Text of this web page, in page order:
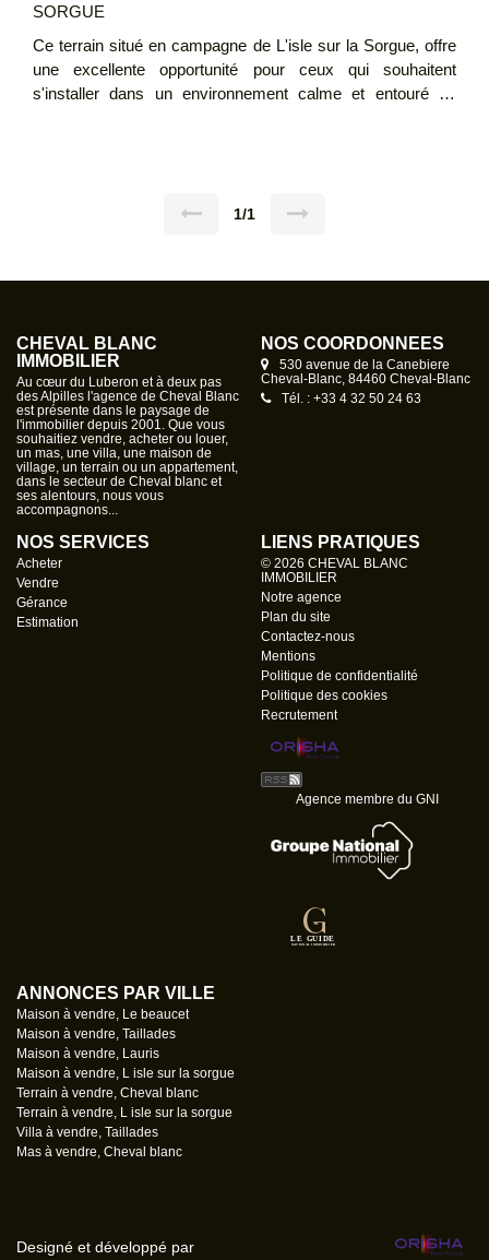
SORGUE
Ce terrain situé en campagne de L'isle sur la Sorgue, offre
une excellente opportunité pour ceux qui souhaitent
s'installer dans un environnement calme et entouré de
centre de L'Isle sur la Sorgue et du village de Lagnes, ainsi
seulement 6 lots. N'attendez plus pour réaliser votre projet
visite, contactez-nous. Les informations sur les risques
auxquels ce bien est exposé sont disponibles sur le site
Géorisques : www. georisques.gouv.fr Honoraires à la
charge du vendeur
1/1
CHEVAL BLANC
IMMOBILIER
Au cœur du Luberon et à deux pas
des Alpilles l'agence de Cheval Blanc
est présente dans le paysage de
l'immobilier depuis 2001. Que vous
souhaitiez vendre, acheter ou louer,
un mas, une villa, une maison de
village, un terrain ou un appartement,
dans le secteur de Cheval blanc et
ses alentours, nous vous
accompagnons...
NOS COORDONNÉES
530 avenue de la Canebiere
Cheval-Blanc, 84460 Cheval-Blanc
Tél. : +33 4 32 50 24 63
NOS SERVICES
Acheter
Vendre
Gérance
Estimation
LIENS PRATIQUES
© 2026 CHEVAL BLANC
IMMOBILIER
Notre agence
Plan du site
Contactez-nous
Mentions
Politique de confidentialité
Politique des cookies
Recrutement
Agence membre du GNI
ANNONCES PAR VILLE
Maison à vendre, Le beaucet
Maison à vendre, Taillades
Maison à vendre, Lauris
Maison à vendre, L isle sur la sorgue
Terrain à vendre, Cheval blanc
Terrain à vendre, L isle sur la sorgue
Villa à vendre, Taillades
Mas à vendre, Cheval blanc
Designé et développé par